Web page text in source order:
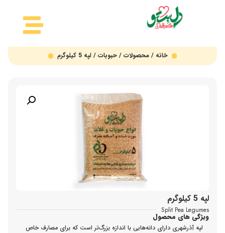
خانه / محصولات / حبوبات / لپه 5 کیلوگرم
لپه 5 کیلوگرم
Split Pea Legumes
ویژگی های محصول
لپه آذرشهری دارای دانه‌هایی با اندازه بزرگ‌تر است که برای مصارف خاص